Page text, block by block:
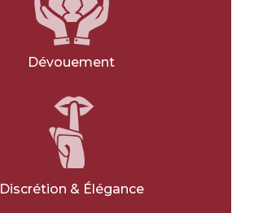
Dévouement
Discrétion & Élégance